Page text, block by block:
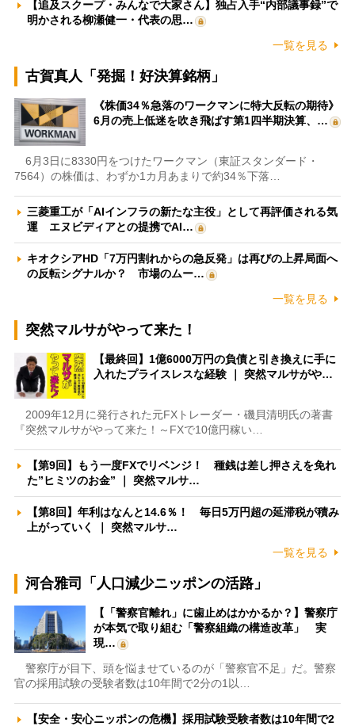
【追及スクープ・みんなで大家さん】独占入手“内部議事録”で
明かされる柳瀬健一・代表の思…
一覧を見る
古賀真人「発掘！好決算銘柄」
《株価34％急落のワークマンに特大反転の期待》
6月の売上低迷を吹き飛ばす第1四半期決算、…
6月3日に8330円をつけたワークマン（東証スタンダード・
7564）の株価は、わずか1カ月あまりで約34％下落…
三菱重工が「AIインフラの新たな主役」として再評価される気
運 エヌビディアとの提携でAI…
キオクシアHD「7万円割れからの急反発」は再びの上昇局面へ
の反転シグナルか？ 市場のムー…
一覧を見る
突然マルサがやって来た！
【最終回】1億6000万円の負債と引き換えに手に
入れたプライスレスな経験 ｜ 突然マルサがや…
2009年12月に発行された元FXトレーダー・磯貝清明氏の著書
『突然マルサがやって来た！～FXで10億円稼い…
【第9回】もう一度FXでリベンジ！ 種銭は差し押さえを免れ
た”ヒミツのお金” ｜ 突然マルサ…
【第8回】年利はなんと14.6％！ 毎日5万円超の延滞税が積み
上がっていく ｜ 突然マルサ…
一覧を見る
河合雅司「人口減少ニッポンの活路」
【「警察官離れ」に歯止めはかかるか？】警察庁
が本気で取り組む「警察組織の構造改革」 実
現…
警察庁が目下、頭を悩ませているのが「警察官不足」だ。警察
官の採用試験の受験者数は10年間で2分の1以…
【安全・安心ニッポンの危機】採用試験受験者数は10年間で2